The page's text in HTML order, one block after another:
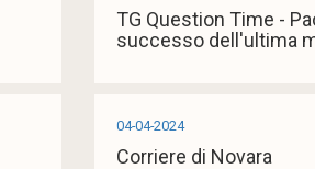
TG Question Time -
successo dell'ultima
04-04-2024
Corriere di Novara